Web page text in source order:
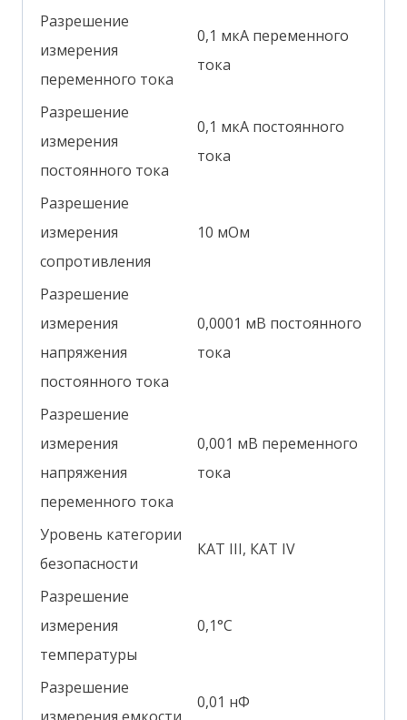
Разрешение
измерения
переменного тока
0,1 мкА переменного
тока
Разрешение
измерения
постоянного тока
0,1 мкА постоянного
тока
Разрешение
измерения
сопротивления
10 мОм
Разрешение
измерения
напряжения
постоянного тока
0,0001 мВ постоянного
тока
Разрешение
измерения
напряжения
переменного тока
0,001 мВ переменного
тока
Уровень категории
безопасности
КАТ III, КАТ IV
Разрешение
измерения
температуры
0,1°С
Разрешение
0,01 нФ